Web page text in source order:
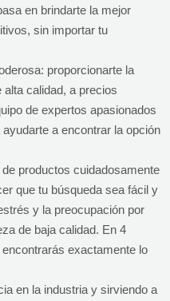
en brindarte la mejor
sin importar tu
proporcionarte la
calidad, a precios
de expertos apasionados
a encontrar la opción
productos cuidadosamente
que tu búsqueda sea fácil y
y la preocupación por
de baja calidad. En 4
exactamente lo
en la industria y sirviendo a